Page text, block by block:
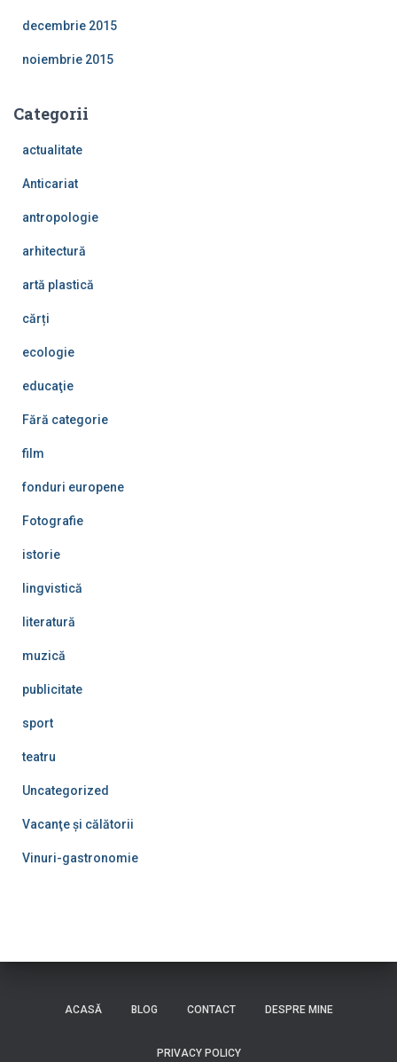
decembrie 2015
noiembrie 2015
Categorii
actualitate
Anticariat
antropologie
arhitectură
artă plastică
cărți
ecologie
educaţie
Fără categorie
film
fonduri europene
Fotografie
istorie
lingvistică
literatură
muzică
publicitate
sport
teatru
Uncategorized
Vacanţe şi călătorii
Vinuri-gastronomie
ACASĂ BLOG CONTACT DESPRE MINE
PRIVACY POLICY